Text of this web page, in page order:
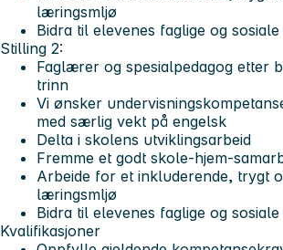
læringsmljø
Bidra til elevenes faglige og
Stilling 2:
Faglærer og spesialpedagog etter
trinn
Vi ønsker
med særlig vekt på engelsk
Delta i skolens utviklingsarbeid
Fremme et godt skole-hjem-
Arbeide for et inkluderende, trygt
læringsmljø
Bidra til elevenes faglige og
Kvalifikasjoner